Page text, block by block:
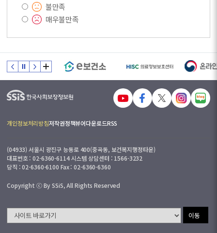
불만족
매우불만족
개인정보처리방침저작권정책뷰어다운로드RSS
(04933) 서울시 광진구 능동로 400(중곡동, 보건복지행정타운)
대표번호 : 02-6360-6114 시스템 상담센터 : 1566-3232
당직 : 02-6360-6100 Fax : 02-6360-6360
Copyright ⓒ By SSiS, All Rights Reserved
이동